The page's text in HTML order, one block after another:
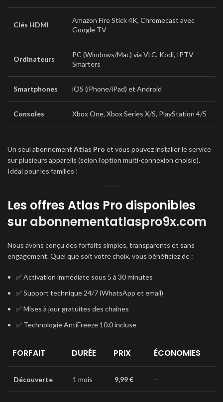
Clés HDMI
Amazon Fire Stick 4K, Chromecast avec
Google TV
Ordinateurs
PC (Windows/Mac) via VLC, Kodi, IPTV
Smarters
Smartphones iOS (iPhone/iPad) et Android
Consoles Xbox One, Xbox Series X/S, PlayStation 4/5
Un seul abonnement Atlas Pro et vous pouvez installer le service
sur plusieurs appareils (selon l’option multi-connexion choisie).
Idéal pour les familles !
Les offres Atlas Pro disponibles
sur abonnementatlaspro9x.com
Nous avons conçu des forfaits simples, transparents et sans
engagement. Quel que soit votre choix, vous bénéficiez de :
✅ Activation immédiate sous 5 à 30 minutes
✅ Support technique 24/7 (WhatsApp et email)
✅ Mises à jour gratuites des chaînes
✅ Technologie AntiFreeze 10.0 incluse
FORFAIT DURÉE PRIX ÉCONOMIES
Découverte 1 mois 9,99 € –